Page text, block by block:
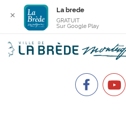
✕
La brede
GRATUIT
Sur Google Play